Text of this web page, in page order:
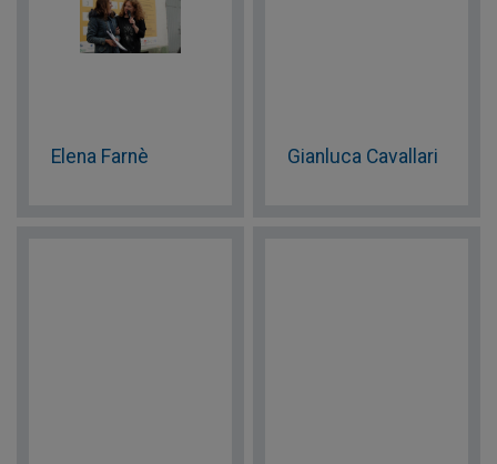
Elena Farnè Gianluca Cavallari